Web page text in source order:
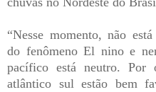
“Nesse momento, não
do fenômeno El nino e
pacífico está neutro. Por
atlântico sul estão bem